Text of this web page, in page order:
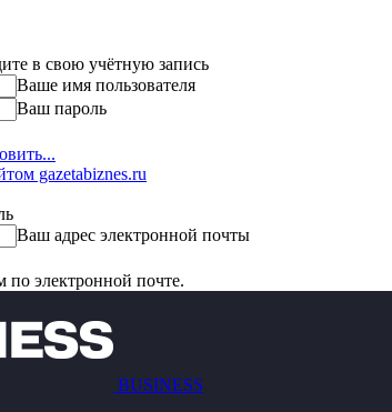
в свою учётную запись
Ваше имя пользователя
Ваш пароль
gazetabiznes.ru
Ваш адрес электронной почты
по электронной почте.
BUSINESS